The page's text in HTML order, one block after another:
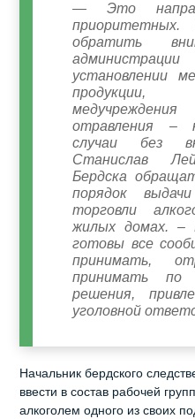
— Это
обратить
установлении
отравления –
случаи без
Станислав
Бердска
порядок
торговли
жилых домах. –
готовы все
принимать,
принимать по
решения,
уголовной
Начальник бердского
ввести в состав рабочей
алкоголем одного из своих